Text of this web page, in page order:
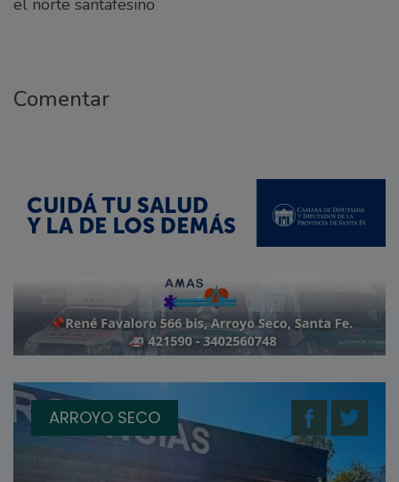
el norte santafesino
Comentar
ARROYO SECO